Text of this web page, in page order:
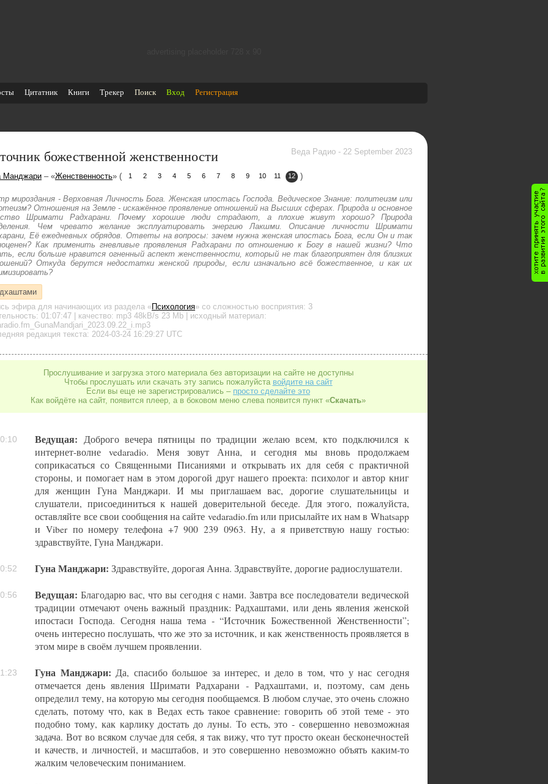
Цитатник Книги Трекер Поиск Вход Регистрация
божественной женственности Веда Радио - 22 September 2023
Манджари – «Женственность» ( 1 2 3 4 5 6 7 8 9 10 11 12 )
мироздания - Верховная Личность Бога. Женская ипостась Господа. Ведическое Знание: политеизм или
Отношения на Земле - искажённое проявление отношений на Высших сферах. Природа и основное
Шримати Радхарани. Почему хорошие люди страдают, а плохие живут хорошо? Природа
Чем чревато желание эксплуатировать энергию Лакшми. Описание личности Шримати
Её ежедневных обрядов. Ответы на вопросы: зачем нужна женская ипостась Бога, если Он и так
Как применить гневливые проявления Радхарани по отношению к Богу в нашей жизни? Что
если больше нравится огненный аспект женственности, который не так благоприятен для близких
Откуда берутся недостатки женской природы, если изначально всё божественное, и как их
эфира для начинающих из раздела «Психология» со сложностью восприятия: 3
01:07:47 | качество: mp3 48kB/s 23 Mb | исходный материал:
редакция текста: 2024-03-24 16:29:27 UTC
Прослушивание и загрузка этого материала без авторизации на сайте не доступны
Чтобы прослушать или скачать эту запись пожалуйста войдите на сайт
Если вы еще не зарегистрировались – просто сделайте это
Как войдёте на сайт, появится плеер, а в боковом меню слева появится пункт «Скачать»
Ведущая: Доброго вечера пятницы по традиции желаю всем, кто подключился к
интернет-волне vedaradio. Меня зовут Анна, и сегодня мы вновь продолжаем
соприкасаться со Священными Писаниями и открывать их для себя с практичной
стороны, и помогает нам в этом дорогой друг нашего проекта: психолог и автор книг
для женщин Гуна Манджари. И мы приглашаем вас, дорогие слушательницы и
слушатели, присоединиться к нашей доверительной беседе. Для этого, пожалуйста,
оставляйте все свои сообщения на сайте vedaradio.fm или присылайте их нам в Whatsapp
и Viber по номеру телефона +7 900 239 0963. Ну, а я приветствую нашу гостью:
здравствуйте, Гуна Манджари.
Гуна Манджари: Здравствуйте, дорогая Анна. Здравствуйте, дорогие радиослушатели.
Ведущая: Благодарю вас, что вы сегодня с нами. Завтра все последователи ведической
традиции отмечают очень важный праздник: Радхаштами, или день явления женской
ипостаси Господа. Сегодня наша тема - “Источник Божественной Женственности”;
очень интересно послушать, что же это за источник, и как женственность проявляется в
этом мире в своём лучшем проявлении.
Гуна Манджари: Да, спасибо большое за интерес, и дело в том, что у нас сегодня
отмечается день явления Шримати Радхарани - Радхаштами, и, поэтому, сам день
определил тему, на которую мы сегодня пообщаемся. В любом случае, это очень сложно
сделать, потому что, как в Ведах есть такое сравнение: говорить об этой теме - это
подобно тому, как карлику достать до луны. То есть, это - совершенно невозможная
задача. Вот во всяком случае для себя, я так вижу, что тут просто океан бесконечностей
и качеств, и личностей, и масштабов, и это совершенно невозможно объять каким-то
жалким человеческим пониманием.